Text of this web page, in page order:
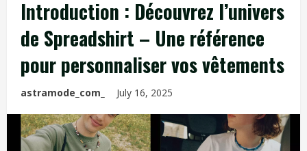
Introduction : Découvrez l’univers
de Spreadshirt – Une référence
pour personnaliser vos vêtements
astramode_com_ July 16, 2025